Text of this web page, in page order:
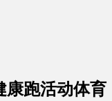
康跑活动体育